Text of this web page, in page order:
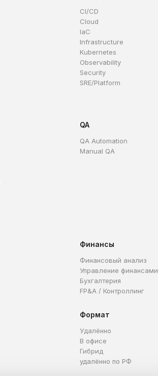
CI/CD
Cloud
IaC
Infrastructure
Kubernetes
Observability
Security
SRE/Platform
QA
QA Automation
Manual QA
Финансы
Финансовый анализ
Управление финансами
Бухгалтерия
FP&A / Контроллинг
Формат
Удалённо
В офисе
Гибрид
удалённо по РФ